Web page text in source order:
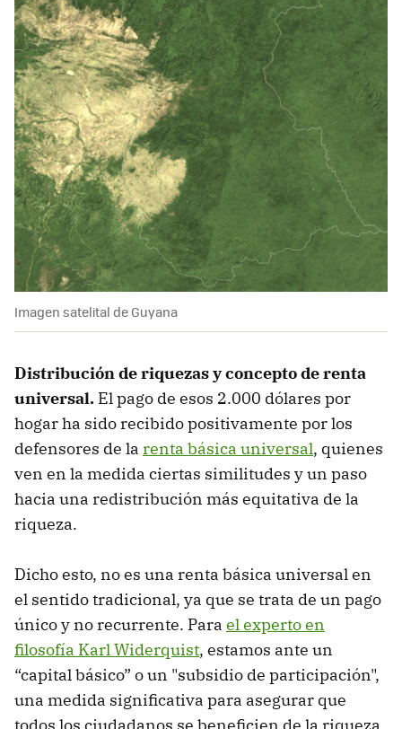
Imagen satelital de Guyana
Distribución de riquezas y concepto de renta
universal. El pago de esos 2.000 dólares por
hogar ha sido recibido positivamente por los
defensores de la renta básica universal, quienes
ven en la medida ciertas similitudes y un paso
hacia una redistribución más equitativa de la
riqueza.
Dicho esto, no es una renta básica universal en
el sentido tradicional, ya que se trata de un pago
único y no recurrente. Para el experto en
filosofía Karl Widerquist, estamos ante un
“capital básico” o un "subsidio de participación",
una medida significativa para asegurar que
todos los ciudadanos se beneficien de la riqueza